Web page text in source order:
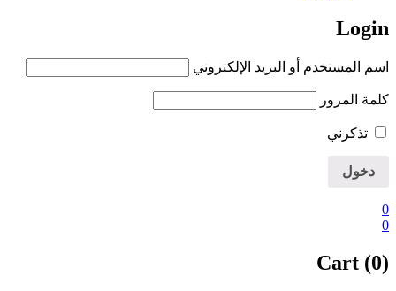
Login
اسم المستخدم أو البريد الإلكتروني
كلمة المرور
تذكرني
0
0
Cart (0)